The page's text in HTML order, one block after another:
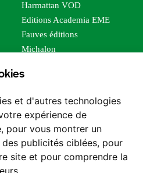
et d'autres technologies
expérience de
pour vous montrer un
publicités ciblées, pour
site et pour comprendre la
Harmattan VOD
Editions Academia EME
Fauves éditions
Michalon
Editions Sutton
Les impliqués
Tous les éditeurs
Nos structures